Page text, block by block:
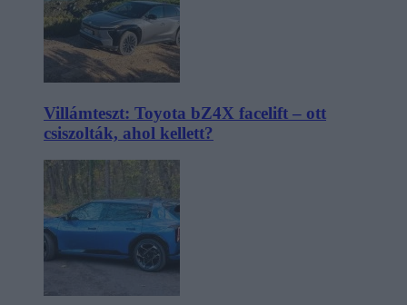
Villámteszt: Toyota bZ4X facelift – ott
csiszolták, ahol kellett?